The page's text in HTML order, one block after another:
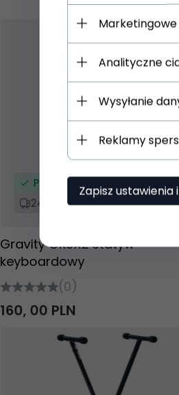
Produkt dostępny!
24 godziny
Gravity GKSX2 statyw
keyboardowy
(0)
160, 00 PLN
Analityczne
Wysyłanie
Reklamy
Zapisz ustawienia